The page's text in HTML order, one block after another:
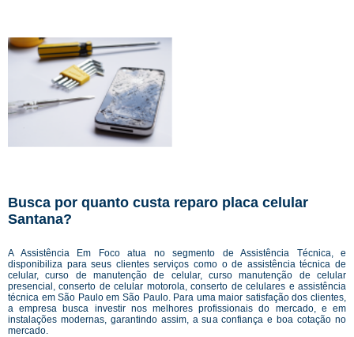
Busca por quanto custa reparo placa celular
Santana?
A Assistência Em Foco atua no segmento de Assistência Técnica, e
disponibiliza para seus clientes serviços como o de assistência técnica de
celular, curso de manutenção de celular, curso manutenção de celular
presencial, conserto de celular motorola, conserto de celulares e assistência
técnica em São Paulo em São Paulo. Para uma maior satisfação dos clientes,
a empresa busca investir nos melhores profissionais do mercado, e em
instalações modernas, garantindo assim, a sua confiança e boa cotação no
mercado.